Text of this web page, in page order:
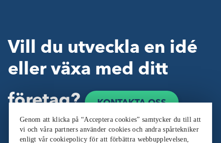
Vill du utveckla en idé
eller växa med ditt
företag?
KONTAKTA OSS
Genom att klicka på “Acceptera cookies” samtycker du till att
vi och våra partners använder cookies och andra spårtekniker
enligt vår cookiepolicy för att förbättra webbupplevelsen,